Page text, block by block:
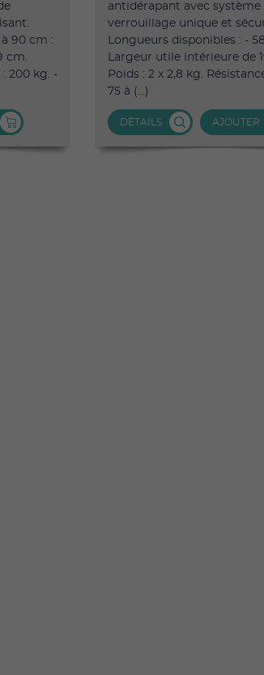
90 cm :
cm.
: 200 kg. -
antidérapant avec système
verrouillage unique et
Longueurs disponibles : -
Largeur utile intérieure de
Poids : 2 x 2,8 kg.
75 à (...)
DÉTAILS AJOUTER